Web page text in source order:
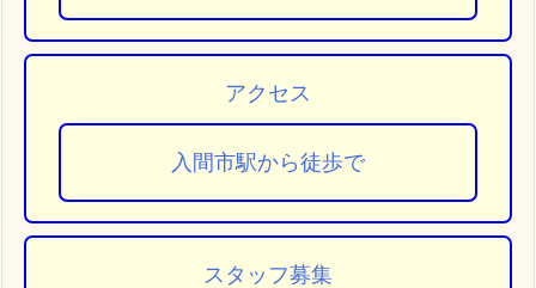
アクセス
入間市駅から徒歩で
スタッフ募集